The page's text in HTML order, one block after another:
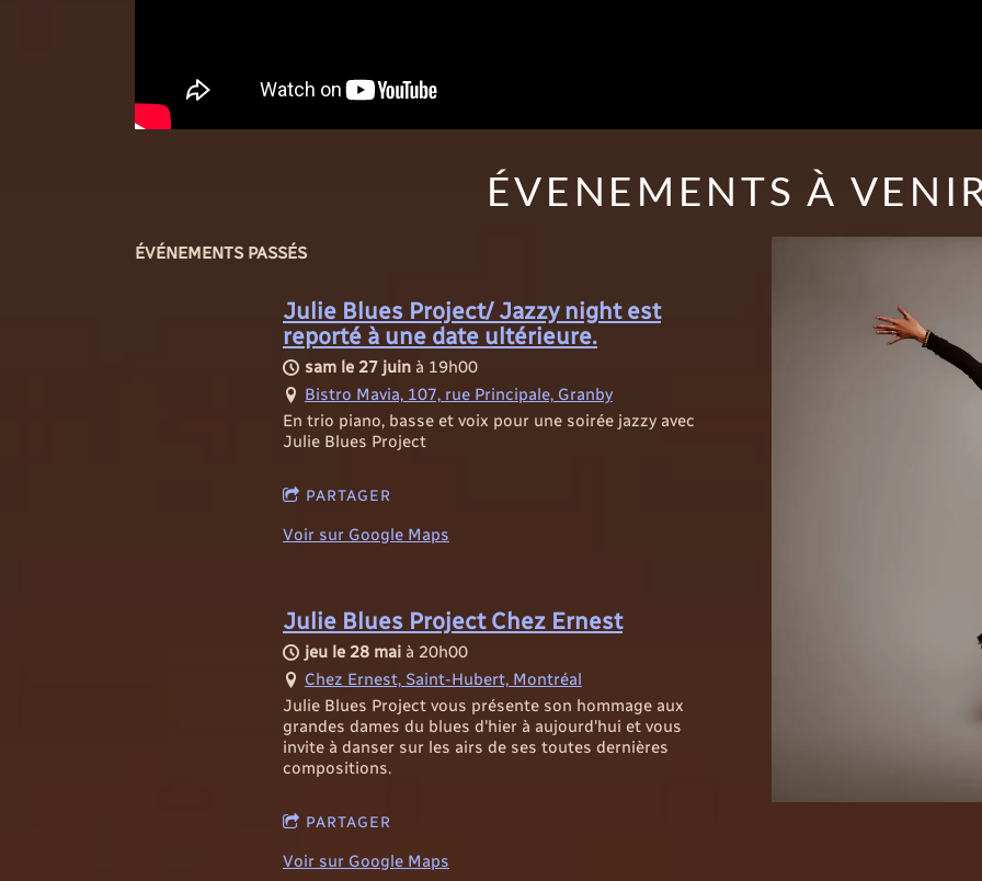
ÉVENEMENTS À
ÉVÉNEMENTS PASSÉS
Julie Blues Project/ Jazzy night est
reporté à une date ultérieure.
sam le 27 juinà 19h00
Bistro Mavia, 107, rue Principale, Granby
En trio piano, basse et voix pour une soirée jazzy avec
Julie Blues Project
PARTAGER
Voir sur Google Maps
Julie Blues Project Chez Ernest
jeu le 28 maià 20h00
Chez Ernest, Saint-Hubert, Montréal
Julie Blues Project vous présente son hommage aux
grandes dames du blues d'hier à aujourd'hui et vous
invite à danser sur les airs de ses toutes dernières
compositions.
PARTAGER
Voir sur Google Maps